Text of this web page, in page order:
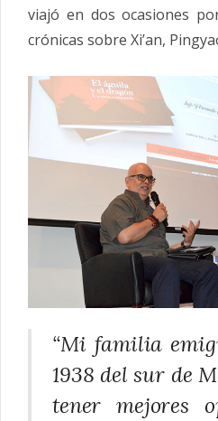
viajó en dos ocasiones
crónicas sobre Xi’an,
“Mi familia
1938 del sur de
tener mejores